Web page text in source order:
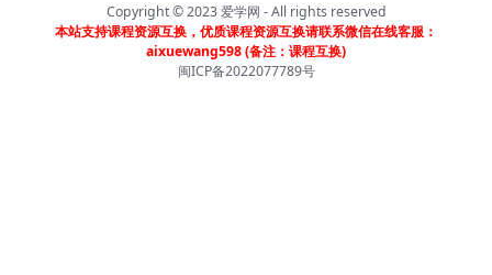
Copyright © 2023爱学网 - All rights reserved
本站支持课程资源互换，优质课程资源互换请联系微信在线客服：
aixuewang598 (备注：课程互换)
闽ICP备2022077789号